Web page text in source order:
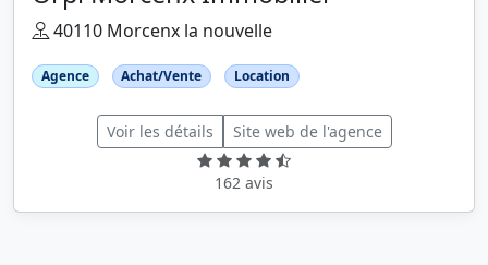
40110 Morcenx la nouvelle
Agence Achat/Vente Location
Voir les détails Site web de l'agence
162 avis